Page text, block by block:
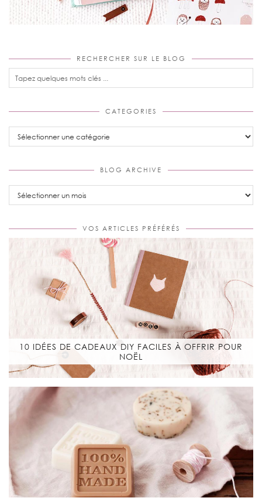
RECHERCHER SUR LE BLOG
CATEGORIES
Categories
BLOG ARCHIVE
Blog
Archive
VOS ARTICLES PRÉFÉRÉS
10 IDÉES DE CADEAUX DIY FACILES À OFFRIR POUR
NOËL